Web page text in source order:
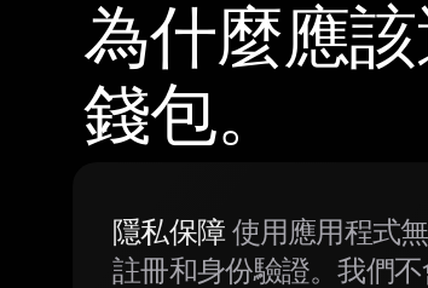
為什麼應
錢包。
隱私保障使用應用程式
註冊和身份驗證。我們不